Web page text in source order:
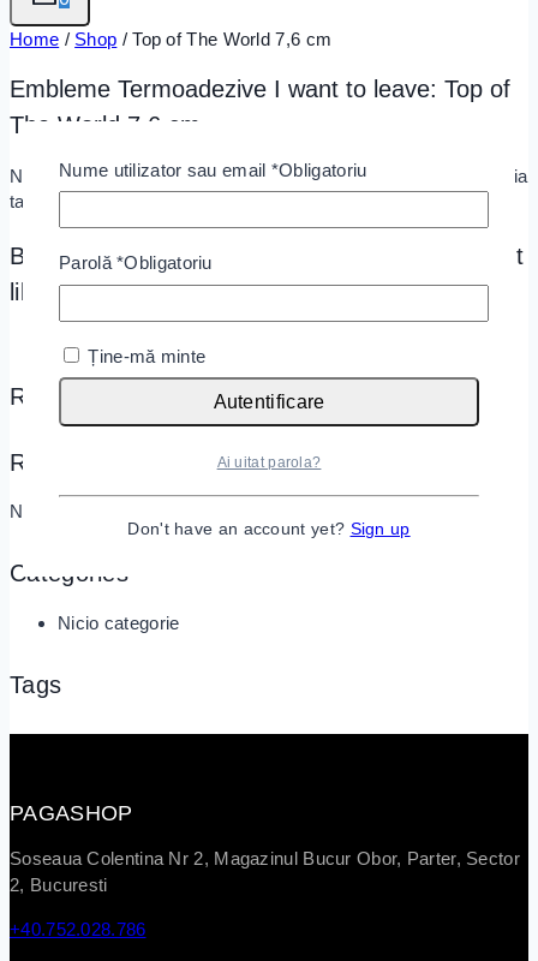
Home / Shop / Top of The World 7,6 cm
Embleme Termoadezive I want to leave: Top of
The World 7,6 cm
Nu a fost găsit niciun produs care să se potrivească cu selecția
ta.
Based on what you were looking for, you might
like:
Recent Posts
Recent Comments
Niciun comentariu de arătat.
Categories
Nicio categorie
Tags
PAGASHOP
Soseaua Colentina Nr 2, Magazinul Bucur Obor, Parter, Sector
2, Bucuresti
+40.752.028.786
Nume utilizator sau email *Obligatoriu
Parolă*Obligatoriu
Ține-mă minte
Autentificare
Ai uitat parola?
Don't have an account yet? Sign up